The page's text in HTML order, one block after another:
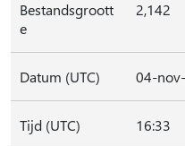
Bestandsgroott
e
2,142
Datum (UTC) 04-
Tijd (UTC) 16:33